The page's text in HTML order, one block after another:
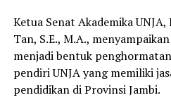
Ketua Senat Akademika
Tan, S.E., M.A.,
menjadi bentuk
pendiri UNJA yang memiliki
pendidikan di Provinsi Jambi.